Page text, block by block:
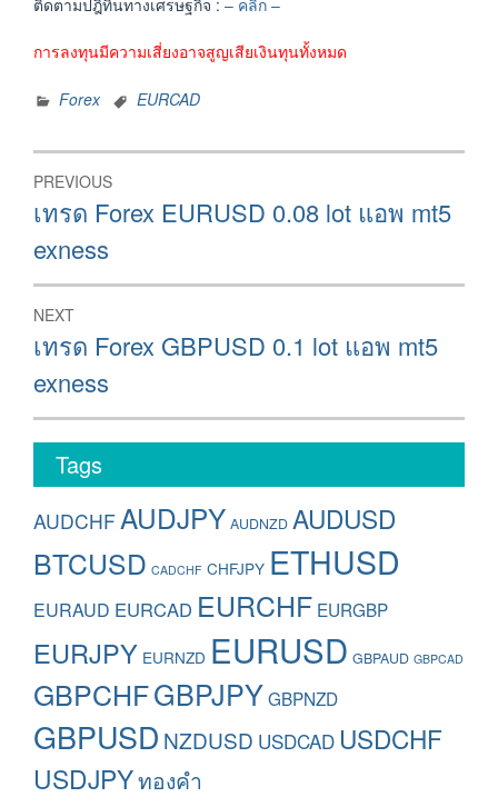
การลงทุนมีความเสี่ยงอาจสูญเสียเงินทุนทั้งหมด
Forex EURCAD
Post
navigation
PREVIOUS
Previous
post:
เทรด Forex EURUSD 0.08 lot แอพ mt5
exness
NEXT
Next
post:
เทรด Forex GBPUSD 0.1 lot แอพ mt5
exness
Tags
AUDCHF AUDJPY AUDNZD AUDUSD
BTCUSD CADCHF CHFJPY ETHUSD
EURAUD EURCAD EURCHF EURGBP
EURJPY EURNZD EURUSD GBPAUD GBPCAD
GBPCHFGBPJPYGBPNZD
GBPUSD NZDUSD USDCAD USDCHF
USDJPYทองคำ